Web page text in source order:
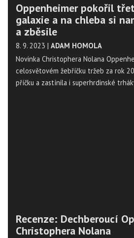
Oppenheimer pokořil
galaxie a na chleba si
a zběsile
8. 9. 2023 | ADAM HOMOLA
Novinka Christophera Nolana
celosvětovém žebříčku tržeb za rok
příčku a zastínila i superhrdinské
Recenze: Dechberoucí
Christophera Nolana